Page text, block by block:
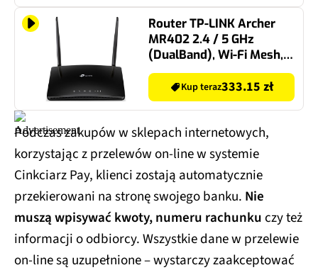
Router TP-LINK Archer
MR402 2.4 / 5 GHz
(DualBand), Wi-Fi Mesh,
Gniazdo SIM
Kup teraz333.15 zł
Podczas zakupów w sklepach internetowych,
korzystając z przelewów on-line w systemie
Cinkciarz Pay, klienci zostają automatycznie
przekierowani na stronę swojego banku. Nie
muszą wpisywać kwoty, numeru rachunkuczy też
informacji o odbiorcy. Wszystkie dane w przelewie
on-line są uzupełnione – wystarczy zaakceptować